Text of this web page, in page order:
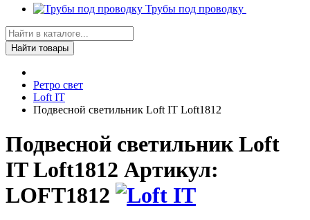
Трубы под проводку
Найти товары
Ретро свет
Loft IT
Подвесной светильник Loft IT Loft1812
Подвесной светильник Loft
IT Loft1812 Артикул:
LOFT1812